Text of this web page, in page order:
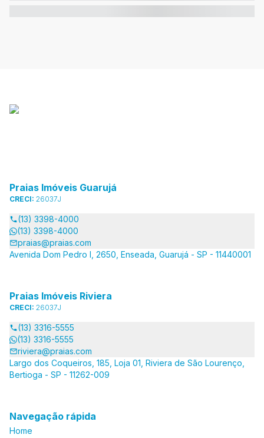
Praias Imóveis Guarujá
CRECI: 26037J
(13) 3398-4000
(13) 3398-4000
praias@praias.com
Avenida Dom Pedro I, 2650, Enseada, Guarujá - SP - 11440001
Praias Imóveis Riviera
CRECI: 26037J
(13) 3316-5555
(13) 3316-5555
riviera@praias.com
Largo dos Coqueiros, 185, Loja 01, Riviera de São Lourenço,
Bertioga - SP - 11262-009
Navegação rápida
Home